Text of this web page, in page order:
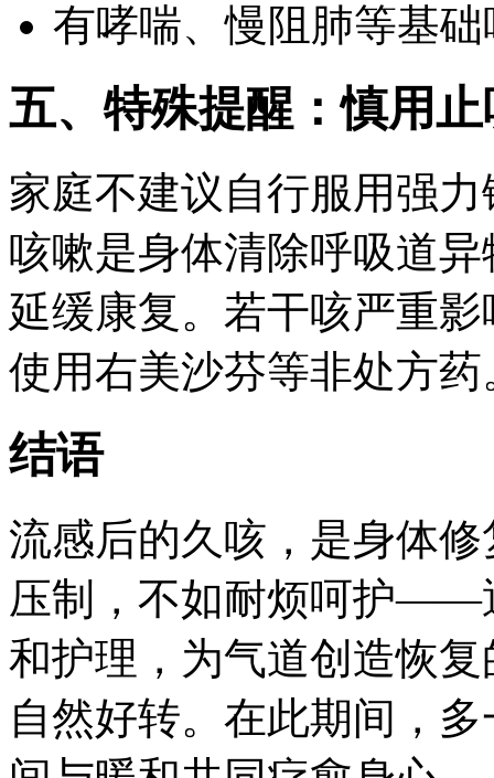
有哮喘、慢阻肺等基
五、特殊提醒：慎用
家庭不建议自行服用强
咳嗽是身体清除呼吸道
延缓康复。若干咳严重
使用右美沙芬等非处方药
结语
流感后的久咳，是身体
压制，不如耐烦呵护——
和护理，为气道创造恢
自然好转。在此期间，